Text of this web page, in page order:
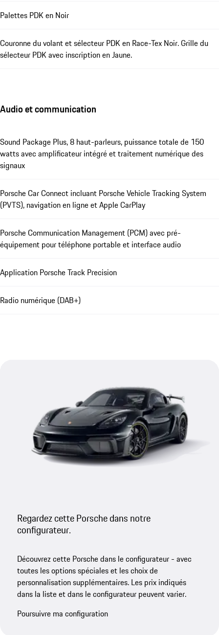
Palettes PDK en Noir
Couronne du volant et sélecteur PDK en Race-Tex Noir. Grille du
sélecteur PDK avec inscription en Jaune.
Audio et communication
Sound Package Plus, 8 haut-parleurs, puissance totale de 150
watts avec amplificateur intégré et traitement numérique des
signaux
Porsche Car Connect incluant Porsche Vehicle Tracking System
(PVTS), navigation en ligne et Apple CarPlay
Porsche Communication Management (PCM) avec pré-
équipement pour téléphone portable et interface audio
Application Porsche Track Precision
Radio numérique (DAB+)
Regardez cette Porsche dans notre
configurateur.
Découvrez cette Porsche dans le configurateur - avec
toutes les options spéciales et les choix de
personnalisation supplémentaires. Les prix indiqués
dans la liste et dans le configurateur peuvent varier.
Poursuivre ma configuration